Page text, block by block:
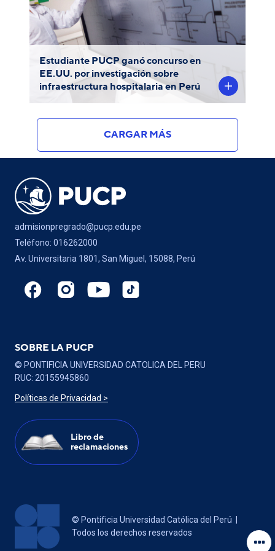
Estudiante PUCP ganó concurso en
EE.UU. por investigación sobre
infraestructura hospitalaria en Perú
elaboró un estudio sobre la situación de los
hospitales en el Perú.
CARGAR MÁS
admisionpregrado@pucp.edu.pe
Teléfono: 016262000
Av. Universitaria 1801, San Miguel, 15088, Perú
SOBRE LA PUCP
© PONTIFICIA UNIVERSIDAD CATOLICA DEL PERU
RUC: 20155945860
Políticas de Privacidad >
Libro de
reclamaciones
© Pontificia Universidad Católica del Perú |
Todos los derechos reservados